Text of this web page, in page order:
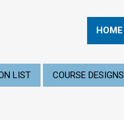
HOME
LIST COURSE DESIGNS